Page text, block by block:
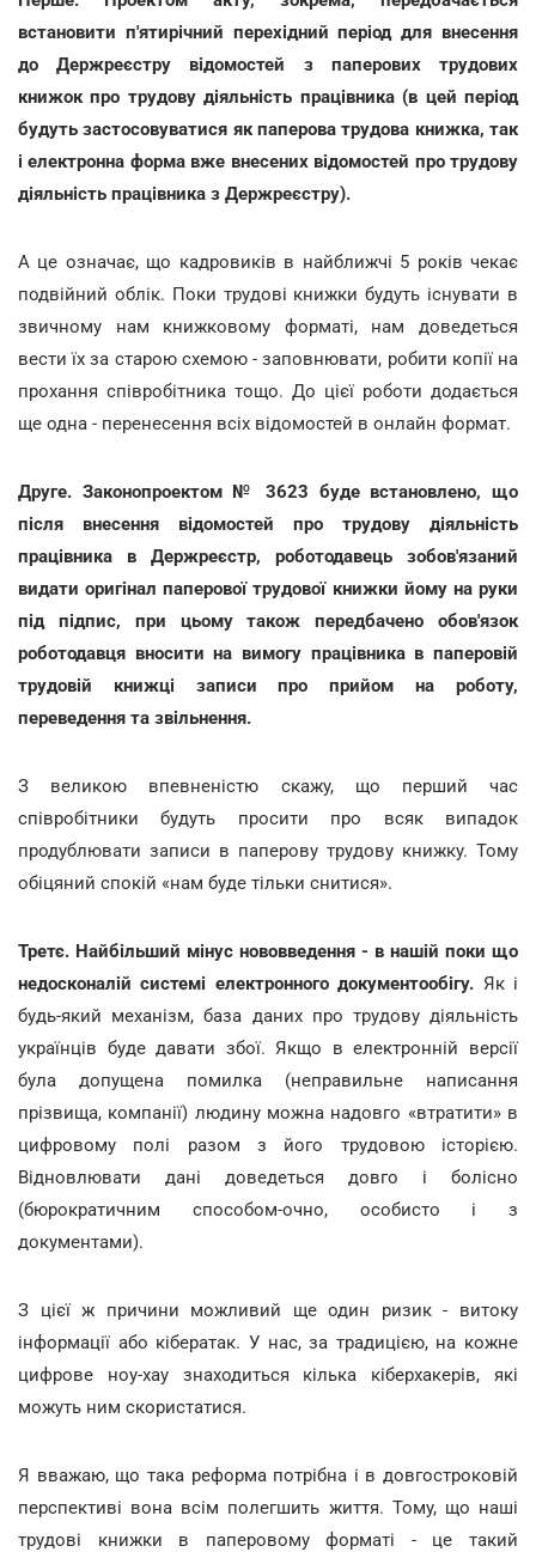
встановити п'ятирічний перехідний період для внесення
до Держреєстру відомостей з паперових трудових
книжок про трудову діяльність працівника (в цей період
будуть застосовуватися як паперова трудова книжка, так
і електронна форма вже внесених відомостей про трудову
діяльність працівника з Держреєстру).
А це означає, що кадровиків в найближчі 5 років чекає
подвійний облік. Поки трудові книжки будуть існувати в
звичному нам книжковому форматі, нам доведеться
вести їх за старою схемою - заповнювати, робити копії на
прохання співробітника тощо. До цієї роботи додається
ще одна - перенесення всіх відомостей в онлайн формат.
Друге. Законопроектом № 3623 буде встановлено, що
після внесення відомостей про трудову діяльність
працівника в Держреєстр, роботодавець зобов'язаний
видати оригінал паперової трудової книжки йому на руки
під підпис, при цьому також передбачено обов'язок
роботодавця вносити на вимогу працівника в паперовій
трудовій книжці записи про прийом на роботу,
переведення та звільнення.
З великою впевненістю скажу, що перший час
співробітники будуть просити про всяк випадок
продублювати записи в паперову трудову книжку. Тому
обіцяний спокій «нам буде тільки снитися».
Третє. Найбільший мінус нововведення - в нашій поки що
недосконалій системі електронного документообігу. Як і
будь-який механізм, база даних про трудову діяльність
українців буде давати збої. Якщо в електронній версії
була допущена помилка (неправильне написання
прізвища, компанії) людину можна надовго «втратити» в
цифровому полі разом з його трудовою історією.
Відновлювати дані доведеться довго і болісно
(бюрократичним способом-очно, особисто і з
документами).
З цієї ж причини можливий ще один ризик - витоку
інформації або кібератак. У нас, за традицією, на кожне
цифрове ноу-хау знаходиться кілька кіберхакерів, які
можуть ним скористатися.
Я вважаю, що така реформа потрібна і в довгостроковій
перспективі вона всім полегшить життя. Тому, що наші
трудові книжки в паперовому форматі - це такий